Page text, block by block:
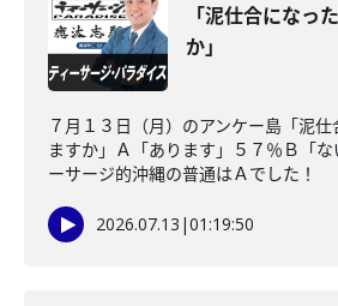
「泥仕合になっ
か」
７月１３日（月）のアンケー島「泥
ますか」Ａ「あります」５７％Ｂ「な
ーサージ的沖縄の普通はＡでした！
2026.07.13 |01:19:50